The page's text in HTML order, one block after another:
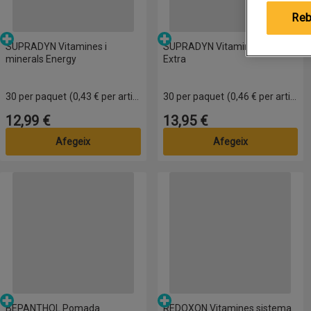
Parafarmàcia
SUPRADYN Vitamines i
minerals Energy
30 per paquet (0,43 € per article)
Preu
12,99 €
Afegeix
Parafarmàcia
SUPRADYN Vitamines Energy
Extra
30 per paquet (0,46 € per article)
Preu
13,95 €
Afegeix
Parafarmàcia
BEPANTHOL Pomada
Parafarmàcia
REDOXON Vitamines sistema